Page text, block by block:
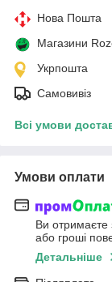
Нова Пошта
Магазини
Укрпошта
Самовивіз
Всі умови
Умови оплати
Ви отримаєте
або гроші
Детальніше